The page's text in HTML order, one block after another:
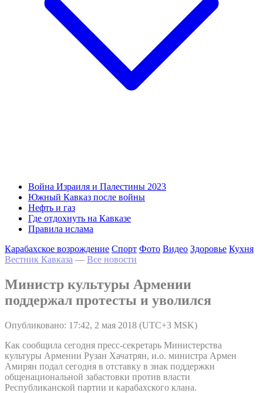
Война Израиля и Палестины 2023
Южный Кавказ после войны
Нефть и газ
Где отдохнуть на Кавказе
Правила ислама
Карабахское возрождение Спорт Фото Видео Здоровье Кухня
Вестник Кавказа — Все новости
Министр культуры Армении
поддержал протесты и уволился
Опубликовано: 17:42, 2 мая 2018 (UTC+3 MSK)
Как сообщила сегодня пресс-секретарь Министерства
культуры Армении Рузан Хачатрян, и.о. министра Армен
Амирян подал сегодня в отставку в знак поддержки
общенациональной забастовки против власти
Республиканской партии и карабахского клана.